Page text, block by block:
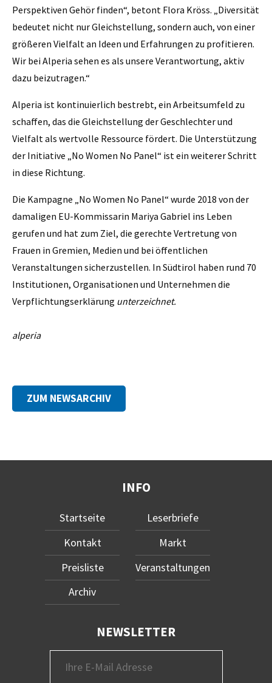
Perspektiven Gehör finden“, betont Flora Kröss. „Diversität
bedeutet nicht nur Gleichstellung, sondern auch, von einer
größeren Vielfalt an Ideen und Erfahrungen zu profitieren.
Wir bei Alperia sehen es als unsere Verantwortung, aktiv
dazu beizutragen.“
Alperia ist kontinuierlich bestrebt, ein Arbeitsumfeld zu
schaffen, das die Gleichstellung der Geschlechter und
Vielfalt als wertvolle Ressource fördert. Die Unterstützung
der Initiative „No Women No Panel“ ist ein weiterer Schritt
in diese Richtung.
Die Kampagne „No Women No Panel“ wurde 2018 von der
damaligen EU-Kommissarin Mariya Gabriel ins Leben
gerufen und hat zum Ziel, die gerechte Vertretung von
Frauen in Gremien, Medien und bei öffentlichen
Veranstaltungen sicherzustellen. In Südtirol haben rund 70
Institutionen, Organisationen und Unternehmen die
Verpflichtungserklärung unterzeichnet.
alperia
ZUM NEWSARCHIV
INFO
Startseite
Kontakt
Preisliste
Archiv
Leserbriefe
Markt
Veranstaltungen
NEWSLETTER